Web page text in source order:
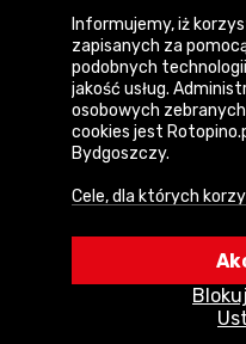
Copyright © 2026
Polityka prywatności i
serwisu
Informacja o plikach
Informujemy, iż
zapisanych za
podobnych
jakość usług.
osobowych
cookies jest
Bydgoszczy.
Cele, dla których
• Uwierzytelnienie
• Optymalizowanie
działania serwisu i